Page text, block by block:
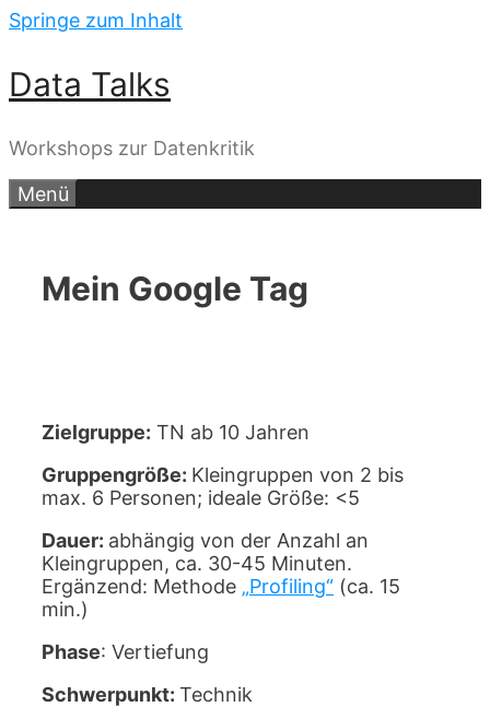
Springe zum Inhalt
Data Talks
Workshops zur Datenkritik
Menü
Mein Google Tag
Zielgruppe: TN ab 10 Jahren
Gruppengröße: Kleingruppen von 2 bis
max. 6 Personen; ideale Größe: <5
Dauer: abhängig von der Anzahl an
Kleingruppen, ca. 30-45 Minuten.
Ergänzend: Methode „Profiling“ (ca. 15
min.)
Phase: Vertiefung
Schwerpunkt: Technik